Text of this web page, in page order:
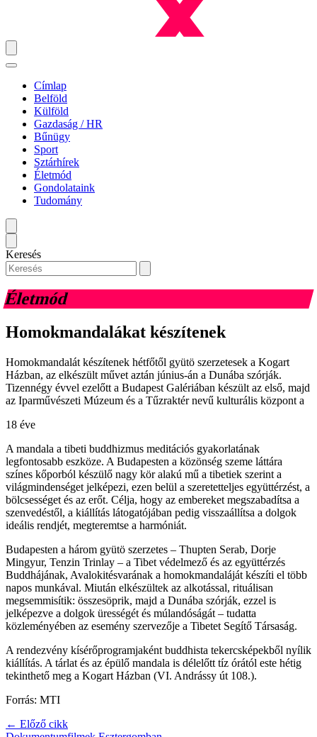
Címlap
Belföld
Külföld
Gazdaság / HR
Bűnügy
Sport
Sztárhírek
Életmód
Gondolataink
Tudomány
Keresés
Életmód
Homokmandalákat készítenek
Homokmandalát készítenek hétfőtől gyütö szerzetesek a Kogart
Házban, az elkészült művet aztán június-án a Dunába szórják.
Tizennégy évvel ezelőtt a Budapest Galériában készült az első, majd
az Iparművészeti Múzeum és a Tűzraktér nevű kulturális központ a
18 éve
A mandala a tibeti buddhizmus meditációs gyakorlatának
legfontosabb eszköze. A Budapesten a közönség szeme láttára
színes kőporból készülő nagy kör alakú mű a tibetiek szerint a
világmindenséget jelképezi, ezen belül a szeretetteljes együttérzést, a
bölcsességet és az erőt. Célja, hogy az embereket megszabadítsa a
szenvedéstől, a kiállítás látogatójában pedig visszaállítsa a dolgok
ideális rendjét, megteremtse a harmóniát.
Budapesten a három gyütö szerzetes – Thupten Serab, Dorje
Mingyur, Tenzin Trinlay – a Tibet védelmező és az együttérzés
Buddhájának, Avalokitésvarának a homokmandaláját készíti el több
napos munkával. Miután elkészültek az alkotással, rituálisan
megsemmisítik: összesöprik, majd a Dunába szórják, ezzel is
jelképezve a dolgok ürességét és múlandóságát – tudatta
közleményében az esemény szervezője a Tibetet Segítő Társaság.
A rendezvény kísérőprogramjaként buddhista tekercsképekből nyílik
kiállítás. A tárlat és az épülő mandala is délelőtt tíz órától este hétig
tekinthető meg a Kogart Házban (VI. Andrássy út 108.).
Forrás: MTI
← Előző cikk